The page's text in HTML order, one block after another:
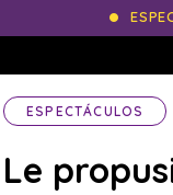
ESPECTÁCULOS
Le